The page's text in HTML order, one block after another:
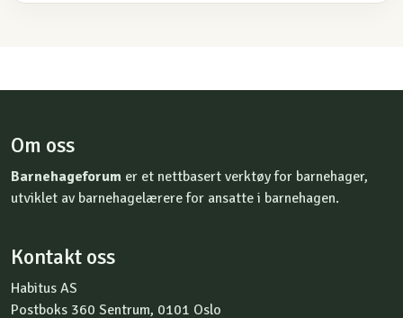
Om oss
Barnehageforum er et nettbasert verktøy for barnehager,
utviklet av barnehagelærere for ansatte i barnehagen.
Kontakt oss
Habitus AS
Postboks 360 Sentrum, 0101 Oslo